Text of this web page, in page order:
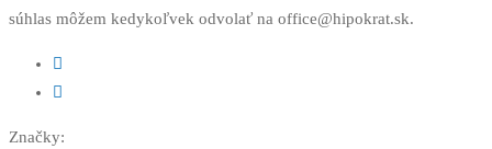
súhlas môžem kedykoľvek odvolať na office@hipokrat.sk.
Značky: